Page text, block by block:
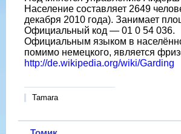
Население составляет 2649
декабря 2010 года). Занимает
Официальный код — 01 0 54 036.
Официальным языком в
помимо немецкого, является
http://de.wikipedia.org/wiki/Garding
Tamara